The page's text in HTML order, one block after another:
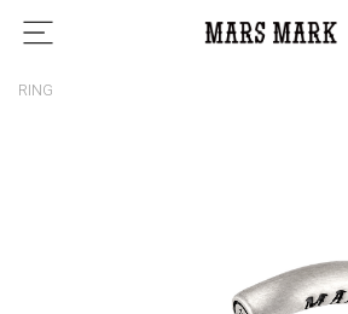
RING